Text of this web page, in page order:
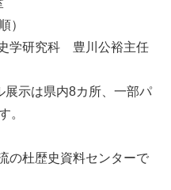
）
学研究科 豊川公裕主任
示は県内8カ所、一部パ
。
の杜歴史資料センターで